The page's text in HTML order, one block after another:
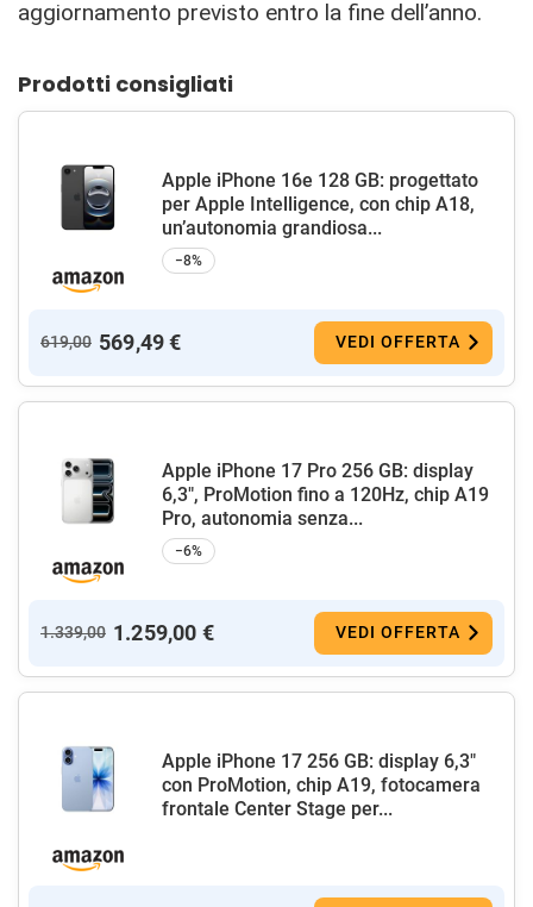
aggiornamento previsto entro la fine dell’anno.
Prodotti consigliati
Apple iPhone 16e 128 GB: progettato
per Apple Intelligence, con chip A18,
un’autonomia grandiosa...
−8%
619,00 569,49 € VEDI OFFERTA
Apple iPhone 17 Pro 256 GB: display
6,3", ProMotion fino a 120Hz, chip A19
Pro, autonomia senza...
−6%
1.339,00 1.259,00 € VEDI OFFERTA
Apple iPhone 17 256 GB: display 6,3"
con ProMotion, chip A19, fotocamera
frontale Center Stage per...